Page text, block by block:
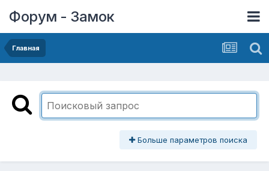
Форум - Замок
Главная
Больше параметров поиска